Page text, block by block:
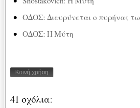
ΟΔΟΣ: Διευρύνεται ο πυρήνας
ΟΔΟΣ: Η Μύτη
Κοινή χρήση
41 σχόλια: